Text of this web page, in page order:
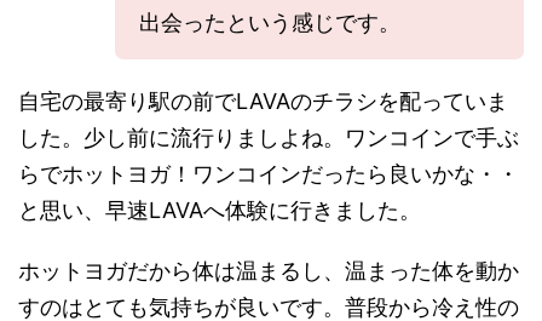
出会ったという感じです。
自宅の最寄り駅の前でLAVAのチラシを配っていま
した。少し前に流行りましよね。ワンコインで手ぶ
らでホットヨガ！ワンコインだったら良いかな・・
と思い、早速LAVAへ体験に行きました。
ホットヨガだから体は温まるし、温まった体を動か
すのはとても気持ちが良いです。普段から冷え性の